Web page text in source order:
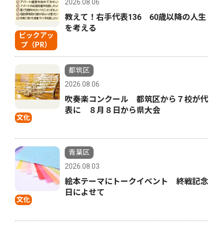
ピックアッ
プ（PR）
2026.08.06
教えて！右手代表136 60歳以降の人生
を考える
文化
都筑区
2026.08.06
吹奏楽コンクール 都筑区から７校が代
表に ８月８日から県大会
文化
青葉区
2026.08.03
絵本テーマにトークイベント 終戦記念
日によせて